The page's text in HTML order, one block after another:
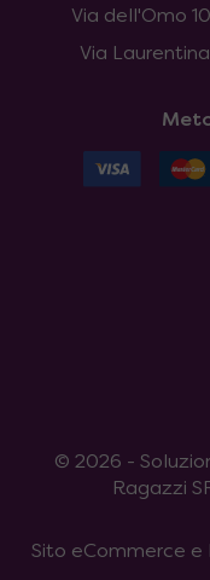
Via dell'Omo
Via
© 2026 -
Ragazzi
Sito eCommerce e